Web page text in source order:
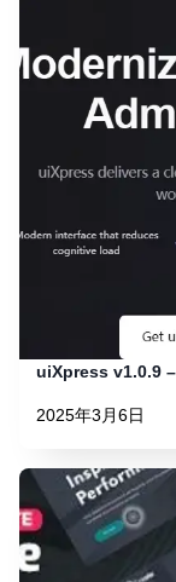
uiXpress v1.0.9
2025年3月6日